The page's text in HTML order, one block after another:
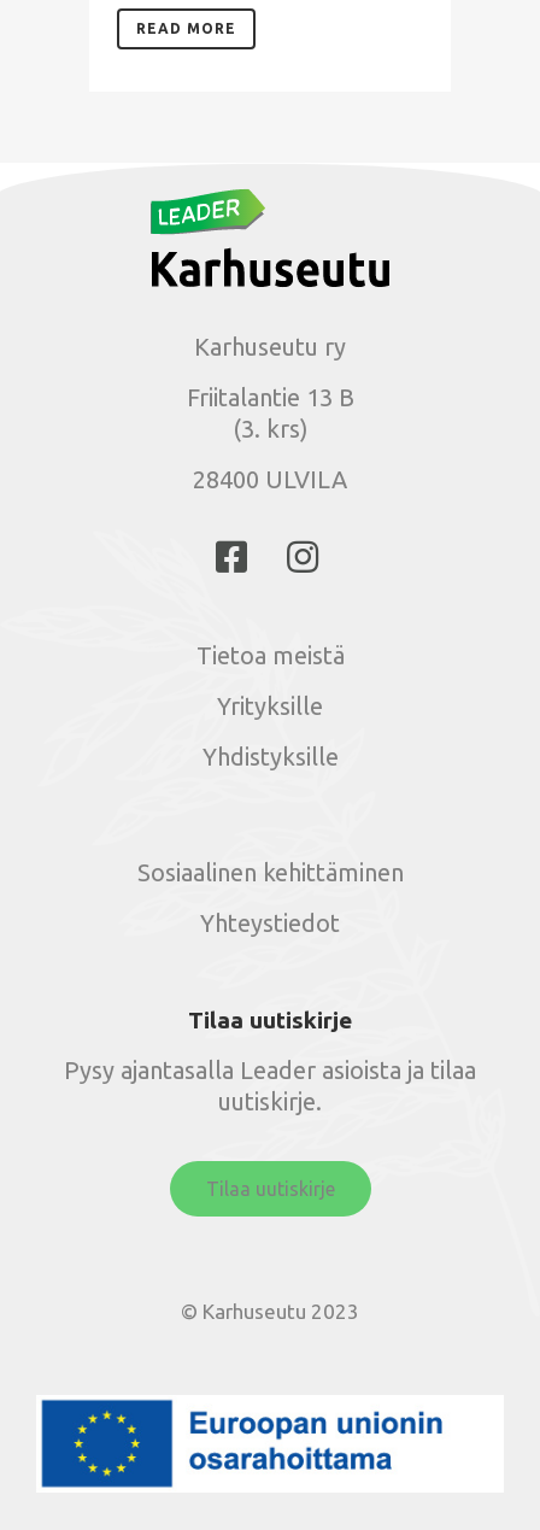
READ MORE
Karhuseutu ry
Friitalantie 13 B
(3. krs)
28400 ULVILA
Tietoa meistä
Yrityksille
Yhdistyksille
Sosiaalinen kehittäminen
Yhteystiedot
Tilaa uutiskirje
Pysy ajantasalla Leader asioista ja tilaa
uutiskirje.
Tilaa uutiskirje
© Karhuseutu 2023